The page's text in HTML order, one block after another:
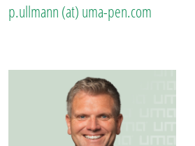
p.ullmann (at) uma-pen.com